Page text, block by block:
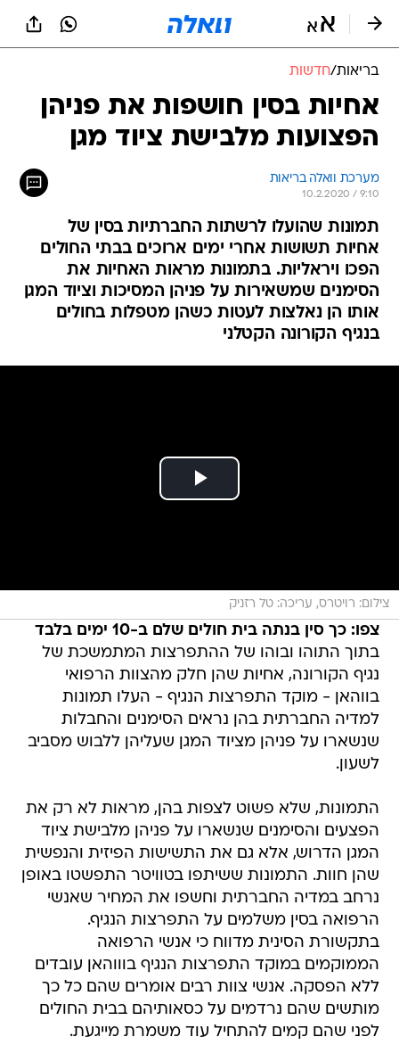
בריאות/חדשות
אחיות בסין חושפות את פניהן
הפצועות מלבישת ציוד מגן
מערכת וואלה בריאות
10.2.2020 / 9:10
תמונות שהועלו לרשתות החברתיות בסין של
אחיות תשושות אחרי ימים ארוכים בבתי החולים
הפכו ויראליות. בתמונות מראות האחיות את
הסימנים שמשאירות על פניהן המסיכות וציוד המגן
אותו הן נאלצות לעטות כשהן מטפלות בחולים
בנגיף הקורונה הקטלני
צילום: רויטרס, עריכה: טל רזניק
צפו: כך סין בנתה בית חולים שלם ב-10 ימים בלבד
בתוך התוהו ובוהו של ההתפרצות המתמשכת של
נגיף הקורונה, אחיות שהן חלק מהצוות הרפואי
בווהאן - מוקד התפרצות הנגיף - העלו תמונות
למדיה החברתית בהן נראים הסימנים והחבלות
שנשארו על פניהן מציוד המגן שעליהן ללבוש מסביב
לשעון.
התמונות, שלא פשוט לצפות בהן, מראות לא רק את
הפצעים והסימנים שנשארו על פניהן מלבישת ציוד
המגן הדרוש, אלא גם את התשישות הפיזית והנפשית
שהן חוות. התמונות ששיתפו בטוויטר התפשטו באופן
נרחב במדיה החברתית וחשפו את המחיר שאנשי
הרפואה בסין משלמים על התפרצות הנגיף.
בתקשורת הסינית מדווח כי אנשי הרפואה
הממוקמים במוקד התפרצות הנגיף בוווהאן עובדים
ללא הפסקה. אנשי צוות רבים אומרים שהם כל כך
מותשים שהם נרדמים על כסאותיהם בבית החולים
לפני שהם קמים להתחיל עוד משמרת מייגעת.